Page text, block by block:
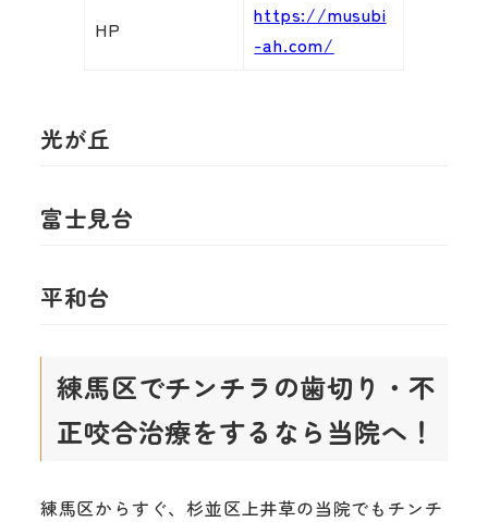
HP
https://musubi
-ah.com/
光が丘
富士見台
平和台
練馬区でチンチラの歯切り・不
正咬合治療をするなら当院へ！
練馬区からすぐ、杉並区上井草の当院でもチンチ